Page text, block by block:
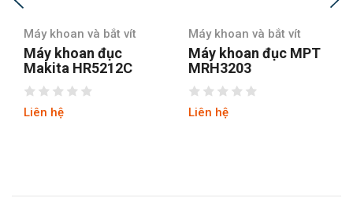
Máy khoan và bắt vít
Máy khoan đục
Makita HR5212C
Liên hệ
Máy khoan và bắt vít
Máy khoan đục MPT
MRH3203
Liên hệ